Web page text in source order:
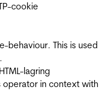
cookie
behaviour. This is
lagring
operator in context with